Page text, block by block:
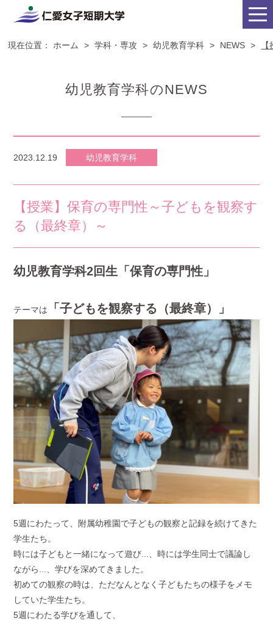
現在位置： ホーム > 学科・専攻 > 幼児教育学科 > NEWS >
幼児教育学科のNEWS
2023.12.19 幼児教育学科
【授業】保育の専門性～子どもを観察す
る（最終章）～
幼児教育学科2回生「保育の専門性」
テーマは 「子どもを観察する（最終章）」
5週にわたって、附属幼稚園で子どもの観察と記録を続けてきた
学生たち。
時には子どもと一緒になって遊び...、時には学生同士で議論し
ながら...、学びを深めてきました。
初めての観察の時は、ただなんとなく子どもたちの様子をメモ
していた学生たち。
5週にわたる学びを通して、